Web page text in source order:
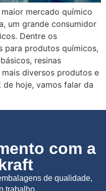
mercado químico
um grande consumidor
Dentre os
para produtos químicos,
resinas
diversos produtos e
hoje, vamos falar da
com a
de qualidade,